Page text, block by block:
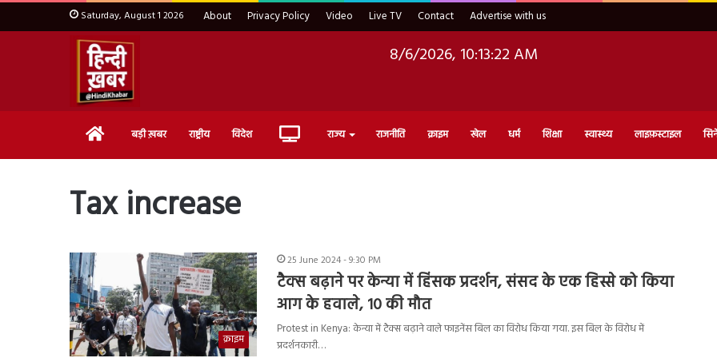
Saturday, August 1 2026 About Privacy Policy Video Live TV Contact Advertise with us
8/6/2026, 10:13:23 AM
Home बड़ी ख़बर राष्ट्रीय विदेश Live राज्य राजनीति क्राइम खेल धर्म शिक्षा स्वास्थ्य लाइफ़स्टाइल
Tax increase
क्राइम
25 June 2024 - 9:30 PM
टैक्स बढ़ाने पर केन्या में हिंसक प्रदर्शन, संसद के एक हिस्से को किया
आग के हवाले, 10 की मौत
Protest in Kenya: केन्या में टैक्स बढ़ाने वाले फाइनेंस बिल का विरोध किया गया. इस बिल के विरोध में
प्रदर्शनकारी…